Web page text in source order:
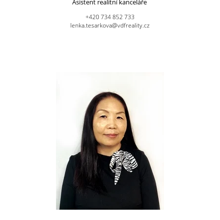
+420 734 852 733
lenka.tesarkova@vdfreality.cz